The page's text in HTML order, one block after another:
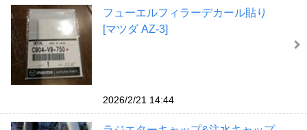
フューエルフィラーデカール貼り
[マツダ AZ-3]
2026/2/21 14:44